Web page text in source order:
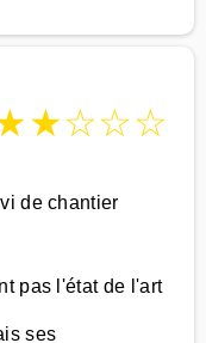
★☆☆☆
de chantier
pas l'état de l'art
ses